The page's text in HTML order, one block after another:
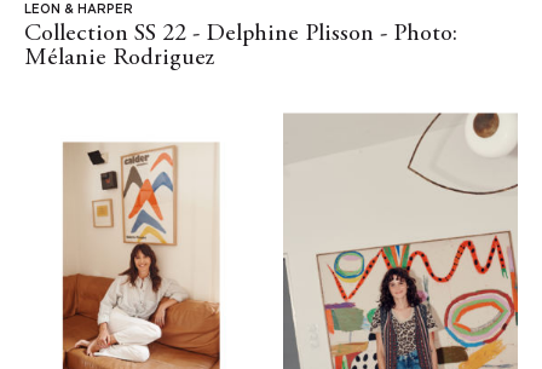
LEON & HARPER
Collection SS 22 - Delphine Plisson - Photo:
Mélanie Rodriguez